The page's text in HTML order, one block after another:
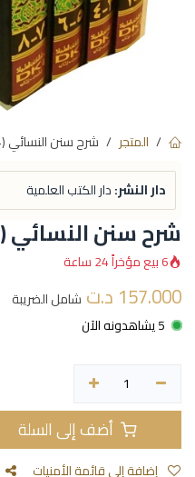
المتجر شرح سنن النسائي (4 أجزاء)
دار النشر:دار الكتب العلمية
شرح سنن النسائي (4 أجزاء)
6 بيع مؤخراً 24 ساعة
157.000 د.ت شامل الضريبة
5 يشاهدونه الآن
أضف إلى السلة